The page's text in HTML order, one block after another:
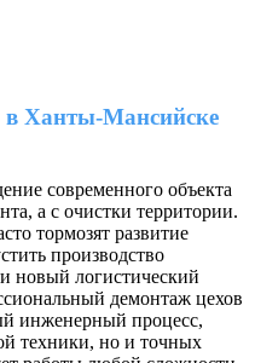
в Ханты-Мансийске
современного объекта
а с очистки территории.
тормозят развитие
производство
новый логистический
демонтаж цехов
инженерный процесс,
техники, но и точных